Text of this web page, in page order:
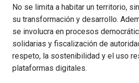
No se limita a habitar un territorio,
su transformación y desarrollo.
se involucra en procesos
solidarias y fiscalización de
respeto, la sostenibilidad y el uso
plataformas digitales.